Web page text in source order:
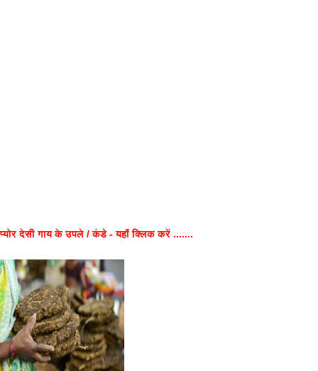
प्योर देसी गाय के उपले / कंडे - यहाँ क्लिक करें .......